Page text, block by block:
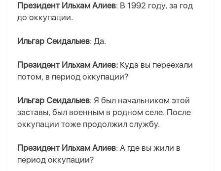
Президент Ильхам Алиев: В 1992 году, за год
до оккупации.
Ильгар Сеидалыев: Да.
Президент Ильхам Алиев: Куда вы переехали
потом, в период оккупации?
Ильгар Сеидалыев: Я был начальником этой
заставы, был военным в родном селе. После
оккупации тоже продолжил службу.
Президент Ильхам Алиев: А где вы жили в
период оккупации?